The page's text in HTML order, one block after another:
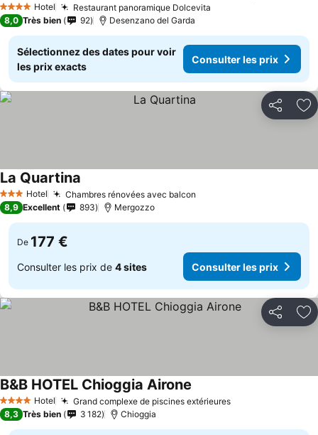
4 Étoiles Hotel Restaurant panoramique Dolcevita
8,0 Très bien 92 Desenzano del Garda
Sélectionnez des dates pour voir
les prix exacts
Consulter les prix
Partager
3 ÉtoilesHotel Chambres rénovées avec balcon
La Quartina
8,9 Excellent 893 Mergozzo
De 177 €
Consulter les prix de 4 sites Consulter les prix
Partager
4 Étoiles Hotel Grand complexe de piscines extérieures
B&B HOTEL Chioggia Airone
8,3 Très bien 3 182 Chioggia